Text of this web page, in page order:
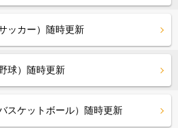
ッカー）随時更新
球）随時更新
スケットボール）随時更新